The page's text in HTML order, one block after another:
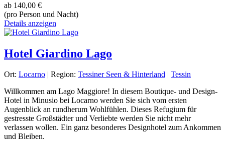
ab 140,00 €
(pro Person und Nacht)
Details anzeigen
Hotel Giardino Lago
Ort: Locarno | Region: Tessiner Seen & Hinterland | Tessin
Willkommen am Lago Maggiore! In diesem Boutique- und Design-
Hotel in Minusio bei Locarno werden Sie sich vom ersten
Augenblick an rundherum Wohlfühlen. Dieses Refugium für
gestresste Großstädter und Verliebte werden Sie nicht mehr
verlassen wollen. Ein ganz besonderes Designhotel zum Ankommen
und Bleiben.